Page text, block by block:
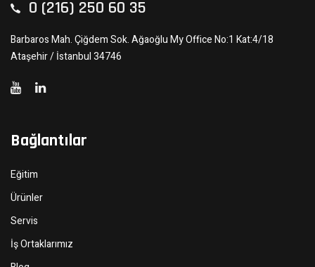
0 (216) 250 60 35
Barbaros Mah. Çiğdem Sok. Ağaoğlu My Office No:1 Kat:4/18
Ataşehir / İstanbul 34746
Bağlantılar
Eğitim
Ürünler
Servis
İş Ortaklarımız